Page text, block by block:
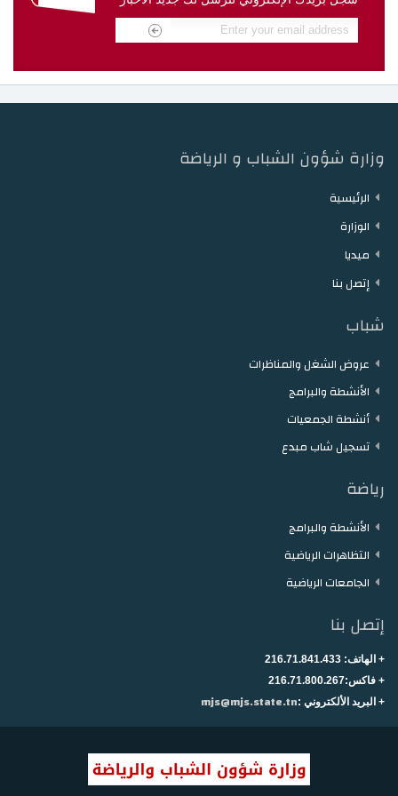
دار الشباب توزر دار الشباب دقاش دار الشباب نفطة
وزارة شؤون الشباب و الرياضة
الرئيسية
الوزارة
ميديا
إتصل بنا
شباب
عروض الشغل والمناظرات
الأنشطة والبرامج
أنشطة الجمعيات
تسجيل شاب مبدع
رياضة
الأنشطة والبرامج
التظاهرات الرياضية
الجامعات الرياضية
إتصل بنا
+ الهاتف: 216.71.841.433
+ فاكس:216.71.800.267
+ البريد الألكتروني :mjs@mjs.state.tn